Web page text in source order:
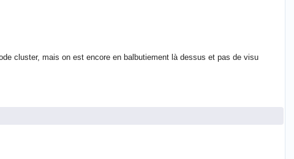
cluster, mais on est encore en balbutiement là dessus et pas de visu